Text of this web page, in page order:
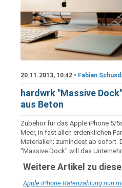
20.11.2013, 10:42 • Fabian
hardwrk "Massive
aus Beton
Zubehör für das Apple iPhone 5/
Meer, in fast allen erdenklichen
Materialien; zumindest ab sofort.
"Massive Dock" will das
Weitere Artikel zu
Apple iPhone Ratenzahlung nun